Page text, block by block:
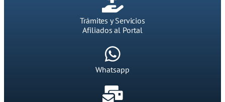
Trámites y Servicios
Afiliados al Portal
Whatsapp